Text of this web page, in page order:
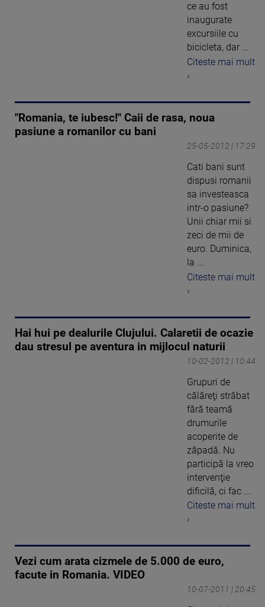
ce au fost
inaugurate
excursiile cu
bicicleta, dar ...
Citeste mai mult
›
"Romania, te iubesc!" Caii de rasa, noua
pasiune a romanilor cu bani
25-05-2012 | 17:29
Cati bani sunt
dispusi romanii
sa investeasca
intr-o pasiune?
Unii chiar mii si
zeci de mii de
euro. Duminica,
la ...
Citeste mai mult
›
Hai hui pe dealurile Clujului. Calaretii de ocazie
dau stresul pe aventura in mijlocul naturii
10-02-2012 | 10:44
Grupuri de
călăreţi străbat
fără teamă
drumurile
acoperite de
zăpadă. Nu
participă la vreo
intervenţie
dificilă, ci fac ...
Citeste mai mult
›
Vezi cum arata cizmele de 5.000 de euro,
facute in Romania. VIDEO
10-07-2011 | 20:45